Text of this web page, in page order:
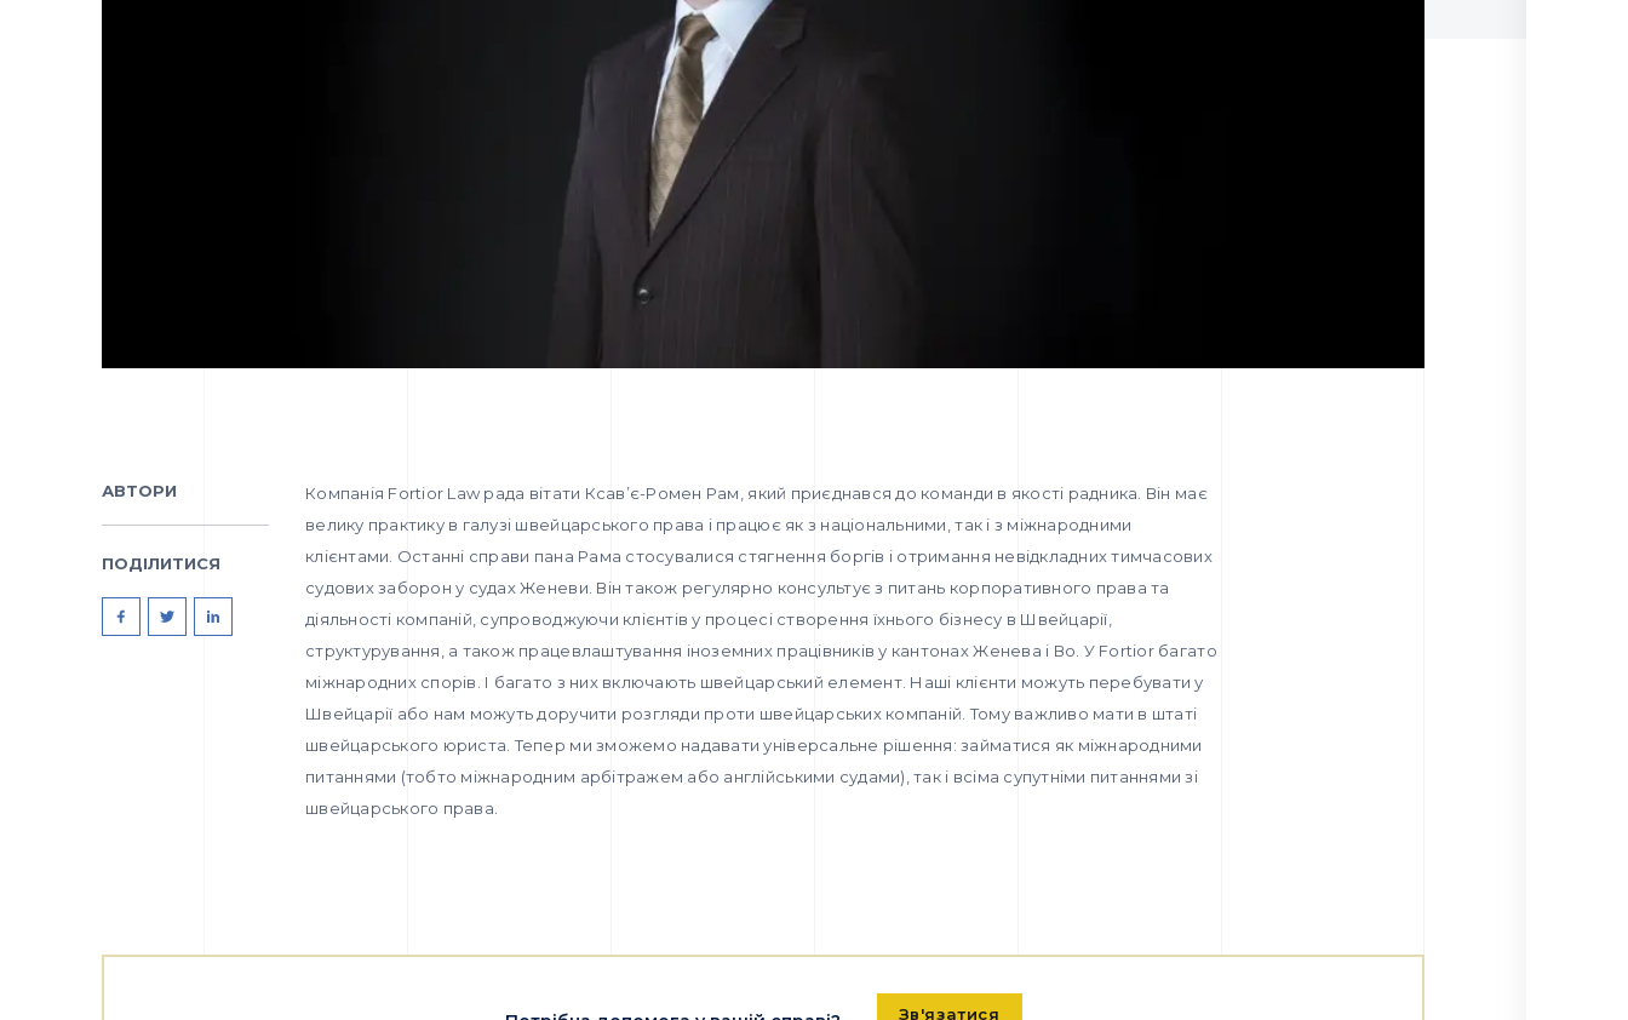
АВТОРИ
ПОДІЛИТИСЯ
Компанія Fortior Law рада вітати Ксав’є-Ромен Рам, який приєднався до команди в якості радника. Він має
велику практику в галузі швейцарського права і працює як з національними, так і з міжнародними
клієнтами. Останні справи пана Рама стосувалися стягнення боргів і отримання невідкладних тимчасових
судових заборон у судах Женеви. Він також регулярно консультує з питань корпоративного права та
діяльності компаній, супроводжуючи клієнтів у процесі створення їхнього бізнесу в Швейцарії,
структурування, а також працевлаштування іноземних працівників у кантонах Женева і Во. У Fortior багато
міжнародних спорів. І багато з них включають швейцарський елемент. Наші клієнти можуть перебувати у
Швейцарії або нам можуть доручити розгляди проти швейцарських компаній. Тому важливо мати в штаті
швейцарського юриста. Тепер ми зможемо надавати універсальне рішення: займатися як міжнародними
питаннями (тобто міжнародним арбітражем або англійськими судами), так і всіма супутніми питаннями зі
швейцарського права.
Зв'язатися